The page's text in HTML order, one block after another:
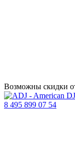
Возможны скидки
8 495 899 07 54